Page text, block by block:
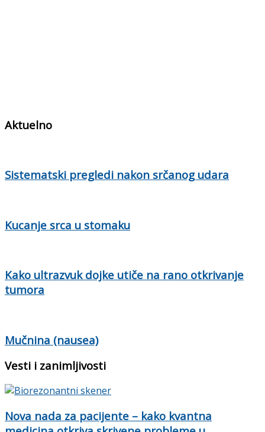
Aktuelno
Sistematski pregledi nakon srčanog udara
Kucanje srca u stomaku
Kako ultrazvuk dojke utiče na rano otkrivanje
tumora
Mučnina (nausea)
Vesti i zanimljivosti
Nova nada za pacijente – kako kvantna